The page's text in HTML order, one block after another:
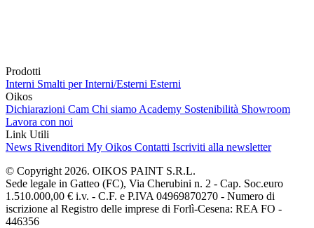
Prodotti
Interni Smalti per Interni/Esterni Esterni
Oikos
Dichiarazioni Cam Chi siamo Academy Sostenibilità Showroom
Lavora con noi
Link Utili
News Rivenditori My Oikos Contatti Iscriviti alla newsletter
© Copyright 2026. OIKOS PAINT S.R.L.
Sede legale in Gatteo (FC), Via Cherubini n. 2 - Cap. Soc.euro
1.510.000,00 € i.v. - C.F. e P.IVA 04969870270 - Numero di
iscrizione al Registro delle imprese di Forlì-Cesena: REA FO -
446356